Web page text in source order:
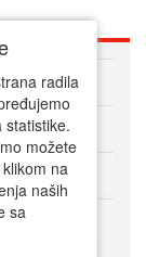
radila
statistike.
možete
na
naših
sa